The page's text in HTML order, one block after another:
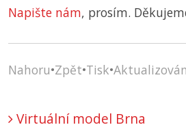
Napište nám, prosím.
Nahoru•Zpět•Tisk•
Virtuální model Brna